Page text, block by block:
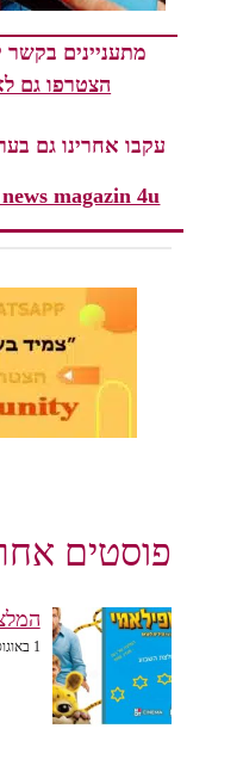
מתעניינים
הצטרפו גם
עקבו אחרינו גם
magazin 4u
פוסטים
1 באוגוסט 2026